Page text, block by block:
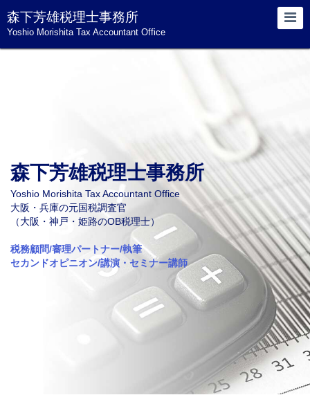
森下芳雄税理士事務所
Yoshio Morishita Tax Accountant Office
森下芳雄税理士事務所
Yoshio Morishita Tax Accountant Office
大阪・兵庫の元国税調査官
（大阪・神戸・姫路のOB税理士）
税務顧問/審理パートナー/執筆
セカンドオピニオン/講演・セミナー講師